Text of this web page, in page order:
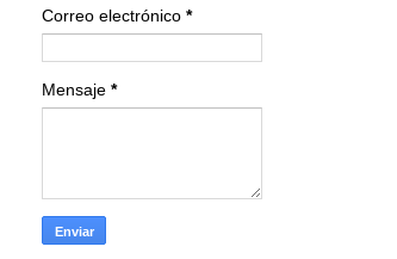
Correo electrónico *
Mensaje *